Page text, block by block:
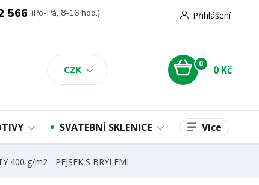
CZK
Přihlášení
566 (Po-Pá, 8-16 hod.)
0 0 Kč
SVATEBNÍ SKLENICE Více
400 g/m2 - PEJSEK S BRÝLEMI